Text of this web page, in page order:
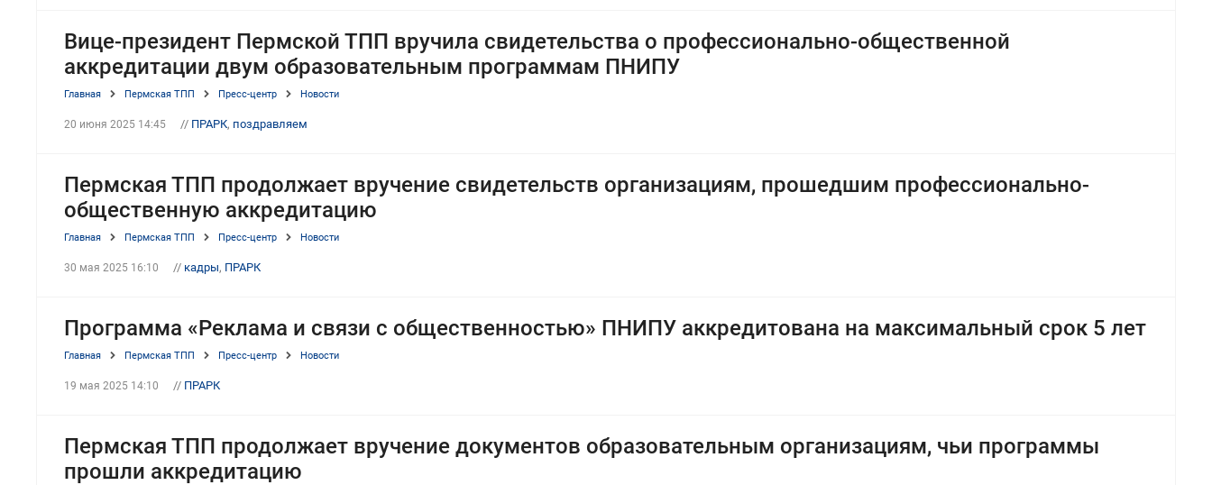
Вице-президент Пермской ТПП вручила свидетельства о профессионально-общественной
аккредитации двум образовательным программам ПНИПУ
Главная Пермская ТПП Пресс-центр Новости
20 июня 2025 14:45 // ПРАРК, поздравляем
Пермская ТПП продолжает вручение свидетельств организациям, прошедшим профессионально-
общественную аккредитацию
Главная Пермская ТПП Пресс-центр Новости
30 мая 2025 16:10 // кадры, ПРАРК
Программа «Реклама и связи с общественностью» ПНИПУ аккредитована на максимальный срок 5 лет
Главная Пермская ТПП Пресс-центр Новости
19 мая 2025 14:10 // ПРАРК
Пермская ТПП продолжает вручение документов образовательным организациям, чьи программы
прошли аккредитацию